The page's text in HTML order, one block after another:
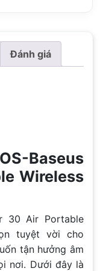
Đánh giá
Baseus
Wireless
30 Air Portable
tuyệt vời cho
tận hưởng âm
nơi. Dưới đây là